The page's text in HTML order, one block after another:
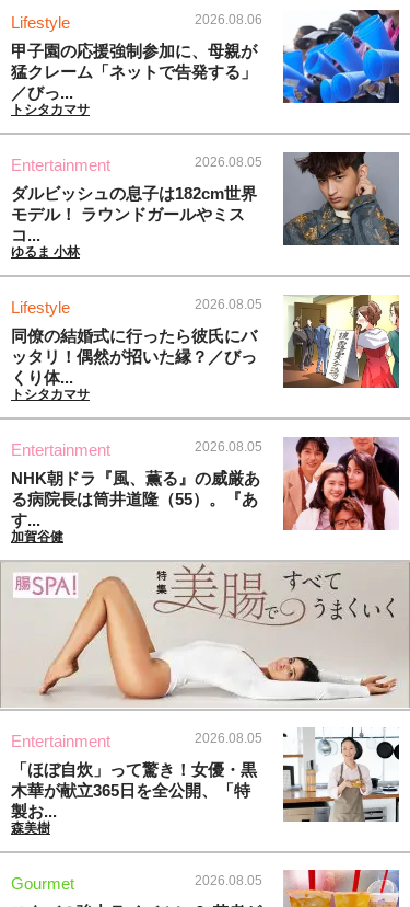
Lifestyle 2026.08.06
甲子園の応援強制参加に、母親が
猛クレーム「ネットで告発する」
／びっ...
トシタカマサ
Entertainment 2026.08.05
ダルビッシュの息子は182cm世界
モデル！ ラウンドガールやミス
コ...
ゆるま 小林
Lifestyle 2026.08.05
同僚の結婚式に行ったら彼氏にバ
ッタリ！偶然が招いた縁？／びっ
くり体...
トシタカマサ
Entertainment 2026.08.05
NHK朝ドラ『風、薫る』の威厳あ
る病院長は筒井道隆（55）。『あ
す...
加賀谷健
Entertainment 2026.08.05
「ほぼ自炊」って驚き！女優・黒
木華が献立365日を全公開、「特
製お...
森美樹
Gourmet 2026.08.05